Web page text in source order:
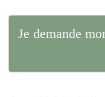
Je demande